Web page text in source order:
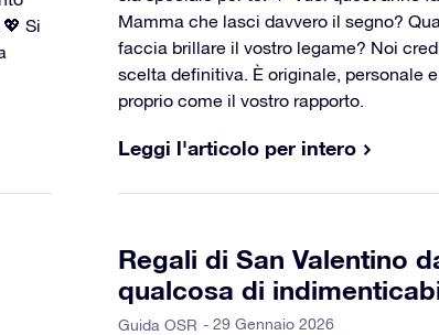
Si
Mamma che lasci davvero il segno?
faccia brillare il vostro legame? Noi
scelta definitiva. È originale, personale
proprio come il vostro rapporto.
Leggi l'articolo per intero
Regali di San Valentino
qualcosa di
Guida OSR - 29 Gennaio 2026